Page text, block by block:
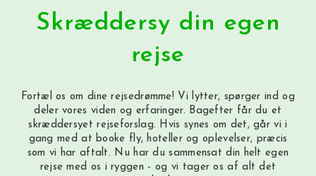
Skræddersy din egen
rejse
Fortæl os om dine rejsedrømme! Vi lytter, spørger ind og
deler vores viden og erfaringer. Bagefter får du et
skræddersyet rejseforslag. Hvis synes om det, går vi i
gang med at booke fly, hoteller og oplevelser, præcis
som vi har aftalt. Nu har du sammensat din helt egen
rejse med os i ryggen - og vi tager os af alt det